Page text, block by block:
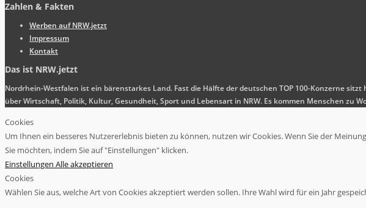
Zahlen & Fakten
Werben auf NRW.jetzt
Impressum
Kontakt
Das ist NRW.jetzt
Nordrhein-Westfalen ist ein bärenstarkes Land. Fast die Hälfte der deutschen TOP 100-Konzerne
über Wirtschaft, Politik, Kultur, Gesundheit, Sport und Lebensart in NRW. Es kommen Menschen zu
Cookies
Um Ihnen ein besseres Nutzererlebnis bieten zu können, nutzen wir Cookies. Wenn Sie der
Sie möchten, indem Sie auf "Einstellungen" klicken.
Einstellungen Alle akzeptieren
Cookies
Wählen Sie aus, welche Art von Cookies akzeptiert werden sollen. Ihre Wahl wird für ein Jahr